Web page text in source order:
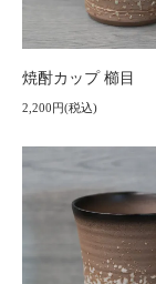
焼酎カップ 櫛目
2,200円(税込)